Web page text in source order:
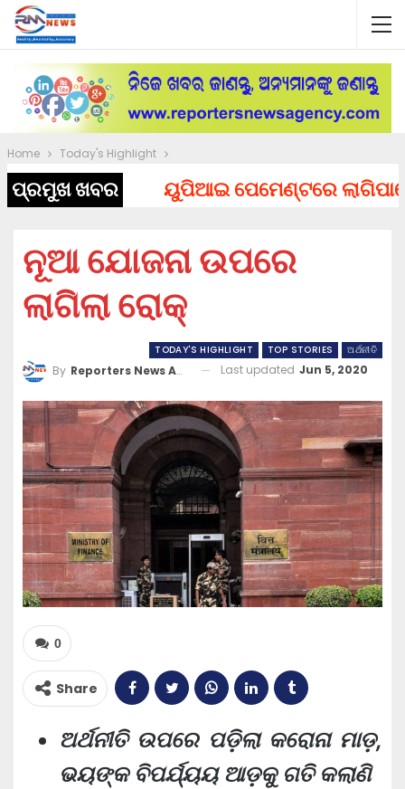
Home Today's Highlight
ପ୍ରମୁଖ ଖବର ୟୁପିଆଇ ପେମେଣ୍ଟରେ ଲାଗିପାରେ
ନୂଆ ଯୋଜନା ଉପରେ
ଲାଗିଲା ରୋକ୍
TODAY'S HIGHLIGHT TOP STORIES ଅର୍ଥନୀତି
By Reporters News Agency Last updated Jun 5, 2020
0
Share
ଅର୍ଥନୀତି ଉପରେ ପଡ଼ିଲା କରୋନା ମାଡ଼,
ଭୟଙ୍କ ବିପର୍ଯ୍ୟୟ ଆଡ଼କୁ ଗତି କଲାଣି